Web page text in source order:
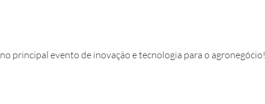
principal evento de inovação e tecnologia para o agronegócio!